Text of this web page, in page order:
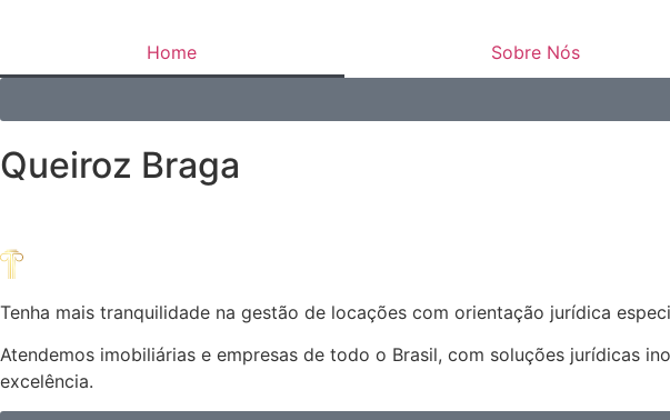
Home Sobre Nós
Queiroz Braga
Tenha mais tranquilidade na gestão de locações com orientação jurídica
Atendemos imobiliárias e empresas de todo o Brasil, com soluções jurídicas
excelência.